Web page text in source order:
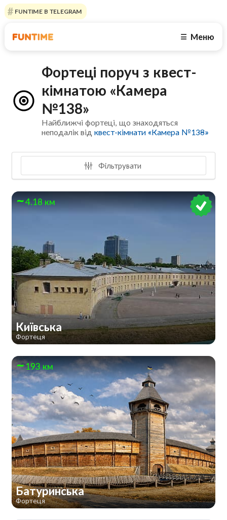
FUNTIME В TELEGRAM
☰ Меню
Фортеці поруч з квест-
кімнатою «Камера
№138»
Найближчі фортеці, що знаходяться
неподалік відквест-кімнати «Камера №138»
Фільтрувати
4.18 км
Київська
Фортеця
193 км
Батуринська
Фортеця